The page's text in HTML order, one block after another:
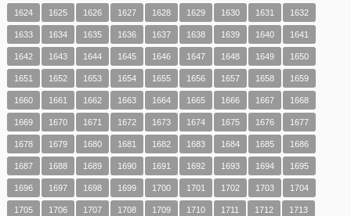
1624 1625 1626 1627 1628 1629 1630 1631 1632
1633 1634 1635 1636 1637 1638 1639 1640 1641
1642 1643 1644 1645 1646 1647 1648 1649 1650
1651 1652 1653 1654 1655 1656 1657 1658 1659
1660 1661 1662 1663 1664 1665 1666 1667 1668
1669 1670 1671 1672 1673 1674 1675 1676 1677
1678 1679 1680 1681 1682 1683 1684 1685 1686
1687 1688 1689 1690 1691 1692 1693 1694 1695
1696 1697 1698 1699 1700 1701 1702 1703 1704
1705 1706 1707 1708 1709 1710 1711 1712 1713